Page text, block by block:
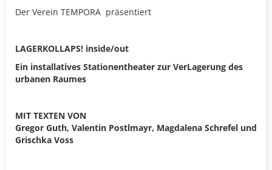
Der Verein TEMPORA präsentiert
LAGERKOLLAPS! inside/out
Ein installatives Stationentheater zur VerLagerung des
urbanen Raumes
MIT TEXTEN VON
Gregor Guth, Valentin Postlmayr, Magdalena Schrefel und
Grischka Voss